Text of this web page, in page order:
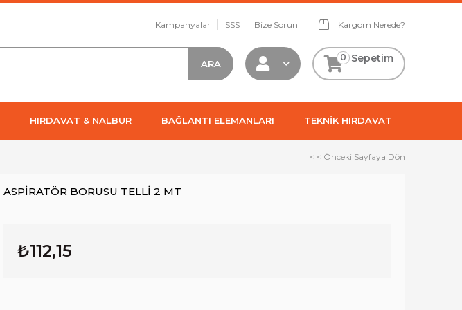
Kampanyalar SSS Bize Sorun Kargom Nerede?
Sepetim
0
HIRDAVAT & NALBUR BAĞLANTI ELEMANLARI TEKNİK HIRDAVAT
< < Önceki Sayfaya Dön
ASPİRATÖR BORUSU TELLİ 2 MT
₺112,15